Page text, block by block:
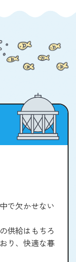
で欠かせない
供給はもちろ
り、快適な暮